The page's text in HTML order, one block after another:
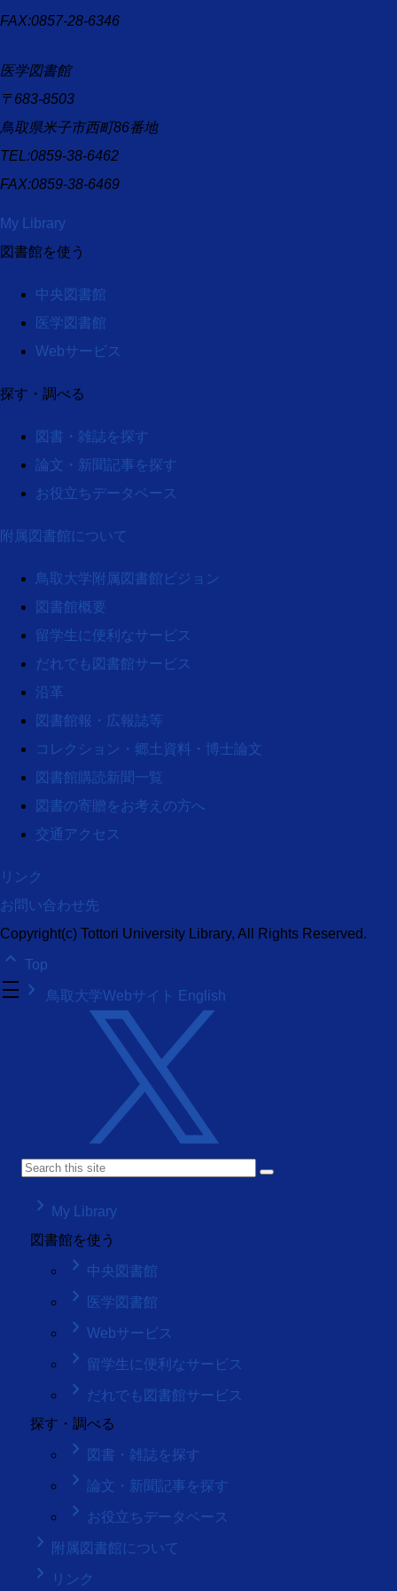
FAX:0857-28-6346
医学図書館
〒683-8503
鳥取県米子市西町86番地
TEL:0859-38-6462
FAX:0859-38-6469
My Library
図書館を使う
中央図書館
医学図書館
Webサービス
探す・調べる
図書・雑誌を探す
論文・新聞記事を探す
お役立ちデータベース
附属図書館について
鳥取大学附属図書館ビジョン
図書館概要
留学生に便利なサービス
だれでも図書館サービス
沿革
図書館報・広報誌等
コレクション・郷土資料・博士論文
図書館購読新聞一覧
図書の寄贈をお考えの方へ
交通アクセス
リンク
お問い合わせ先
Copyright(c) Tottori University Library, All Rights Reserved.
keyboard_arrow_up Top
density_medium keyboard_arrow_right 鳥取大学Webサイト English
keyboard_arrow_right
My Library
図書館を使う
keyboard_arrow_right 中央図書館
keyboard_arrow_right 医学図書館
keyboard_arrow_right Webサービス
keyboard_arrow_right 留学生に便利なサービス
keyboard_arrow_right だれでも図書館サービス
探す・調べる
keyboard_arrow_right 図書・雑誌を探す
keyboard_arrow_right 論文・新聞記事を探す
keyboard_arrow_right お役立ちデータベース
keyboard_arrow_right 附属図書館について
keyboard_arrow_right リンク